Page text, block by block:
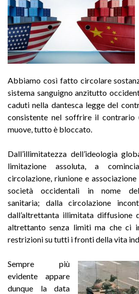
Abbiamo così fatto circolare
sistema sanguigno anzitutto
caduti nella dantesca legge del
consistente nel soffrire il contrario
muove, tutto è bloccato.
Dall’illimitatezza dell’ideologia
limitazione assoluta, a
circolazione, riunione e
società occidentali in nome
sanitaria; dalla circolazione
dall’altrettanta illimitata diffusione
altrettanto senza limiti ma che ci
restrizioni su tutti i fronti della vita
Sempre più
evidente appare
dunque la data